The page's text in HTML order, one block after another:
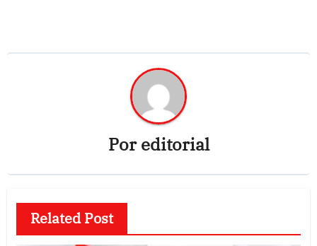
Poreditorial
Related Post